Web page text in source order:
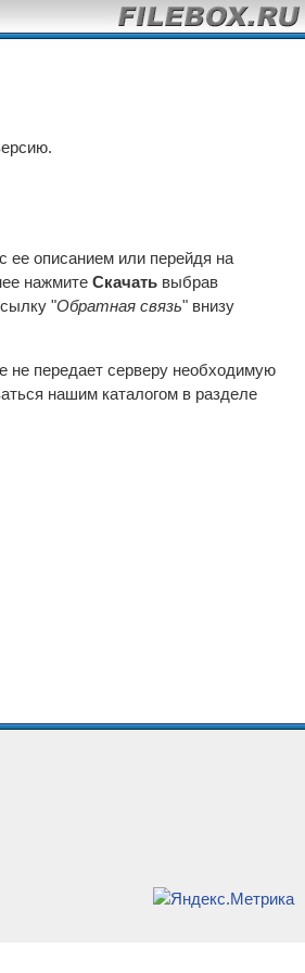
ее описанием или перейдя на
нажмите Скачать выбрав
"Обратная связь" внизу
не передает серверу необходимую
нашим каталогом в разделе